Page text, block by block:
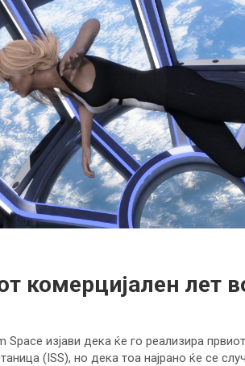
комерцијален лет
Space изјави дека ќе го реализира
(ISS), но дека тоа најрано ќе се